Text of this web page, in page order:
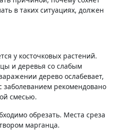
в таких ситуациях, должен
у косточковых растений.
и деревья со слабым
дерево ослабевает,
заболеванием рекомендовано
смесью.
обрезать. Места среза
марганца.